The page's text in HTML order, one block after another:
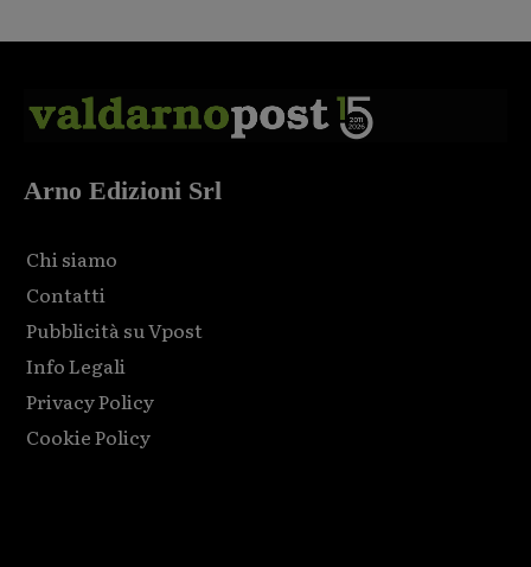
Arno Edizioni Srl
Chi siamo
Contatti
Pubblicità su Vpost
Info Legali
Privacy Policy
Cookie Policy